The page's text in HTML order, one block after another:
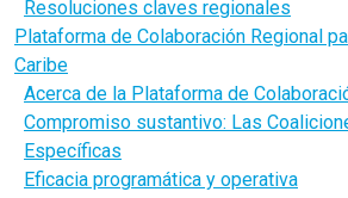
Resoluciones claves regionales
Plataforma de Colaboración Regional
Caribe
Acerca de la Plataforma de
Compromiso sustantivo: Las
Específicas
Eficacia programática y operativa